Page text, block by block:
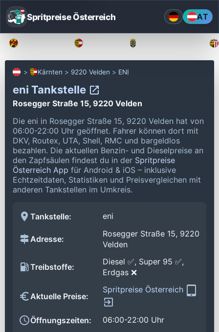
Spritpreise Österreich AT
Kärnten 9220 Velden ENI
eni Tankstelle
Rosegger Straße 15, 9220 Velden
Die eni in Rosegger Straße 15, 9220 Velden hat von
06:00-22:00 Uhr geöffnet. Fahrer können dort mit
DKV, Routex, UTA, Shell, RMC und bargeldlos
bezahlen. Die aktuellen Benzin- und Dieselpreise an
den Zapfsäulen findest du in der Spritpreise
Österreich App für Android & iOS – inklusive
Echtzeitdaten, Statistiken und Preisvergleichen mit
anderen Tankstellen im Umkreis.
Tankstelle: eni
Adresse:
Rosegger Straße 15, 9220
Velden
Treibstoffe:
Diesel ✅, Super 95 ✅,
Erdgas ❌
Aktuelle Preise:
Spritpreise Österreich
Öffnungszeiten: 06:00-22:00 Uhr